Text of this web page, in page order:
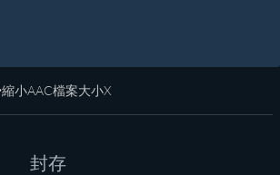
縮小AAC檔案大小X
封存